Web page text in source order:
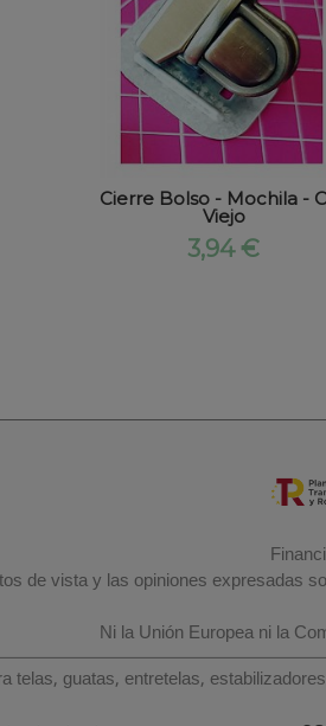
Cierre Bolso - Mochila -
Viejo
3,94 €
de vista y las opiniones expresadas
Ni la Unión Europea ni la
telas, guatas, entretelas,